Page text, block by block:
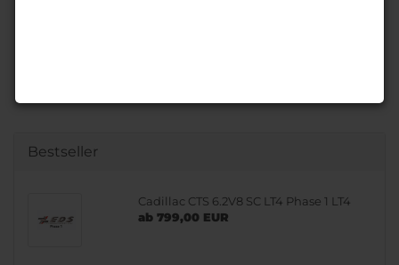
Bestseller
Cadillac CTS 6.2V8 SC LT4 Phase 1 LT4
ab 799,00 EUR